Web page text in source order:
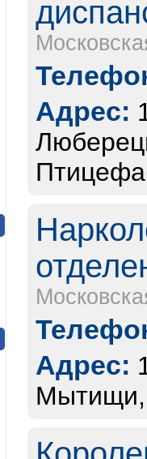
Адрес:
Адрес:
Мытищи,